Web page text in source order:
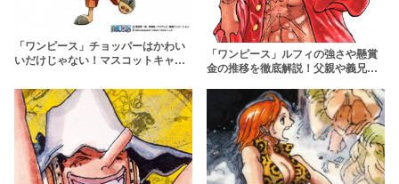
「ワンピース」チョッパーはかわい
いだけじゃない！マスコットキャラ
「ワンピース」ルフィの強さや懸賞
金の推移を徹底解説！父親や義兄弟